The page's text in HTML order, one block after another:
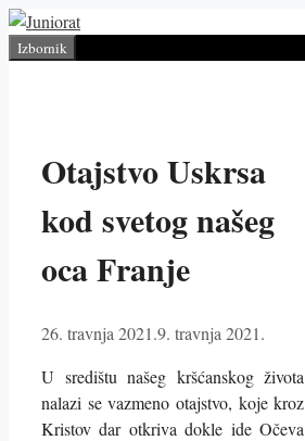
Preskoči
na
Izbornik
Otajstvo Uskrsa
kod svetog našeg
oca Franje
26. travnja 2021.9. travnja 2021.
U središtu našeg kršćanskog života
nalazi se vazmeno otajstvo, koje kroz
Kristov dar otkriva dokle ide Očeva